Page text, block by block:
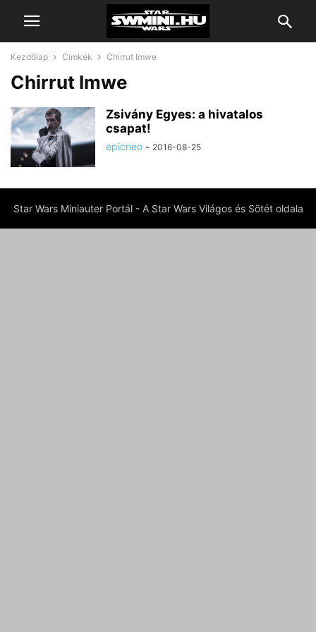
Kezdőlap Címkék Chirrut Imwe
Chirrut Imwe
Zsivány Egyes: a hivatalos
csapat!
epicneo - 2016-08-25
Star Wars Miniauter Portál - A Star Wars Világos és Sötét oldala